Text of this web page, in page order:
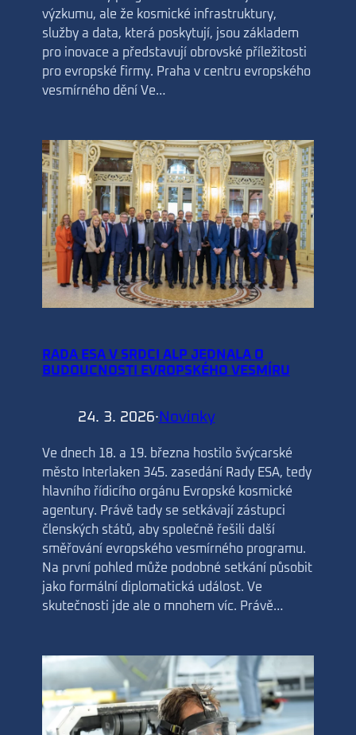
výzkumu, ale že kosmické infrastruktury,
služby a data, která poskytují, jsou základem
pro inovace a představují obrovské příležitosti
pro evropské firmy. Praha v centru evropského
vesmírného dění Ve…
RADA ESA V SRDCI ALP JEDNALA O
BUDOUCNOSTI EVROPSKÉHO VESMÍRU
24. 3. 2026· Novinky
Ve dnech 18. a 19. března hostilo švýcarské
město Interlaken 345. zasedání Rady ESA, tedy
hlavního řídicího orgánu Evropské kosmické
agentury. Právě tady se setkávají zástupci
členských států, aby společně řešili další
směřování evropského vesmírného programu.
Na první pohled může podobné setkání působit
jako formální diplomatická událost. Ve
skutečnosti jde ale o mnohem víc. Právě…